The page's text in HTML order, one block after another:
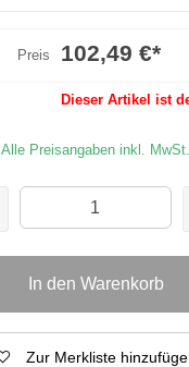
Preis 102,49 €*
Dieser Artikel ist
Alle Preisangaben inkl. MwSt.
In den Warenkorb
Zur Merkliste